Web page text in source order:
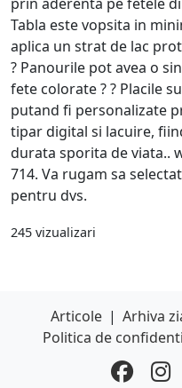
Tabla este vopsita in
aplica un strat de lac
? Panourile pot avea o
fete colorate ? ? Placile
putand fi personalizate
tipar digital si lacuire,
durata sporita de viata..
714. Va rugam sa
pentru dvs.
245 vizualizari
Articole | Arhiva
Politica de